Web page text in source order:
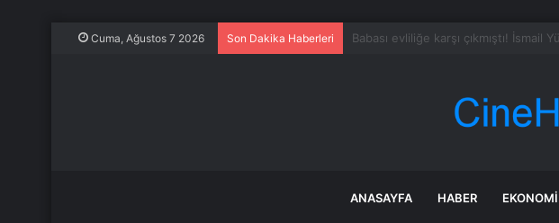
Cuma, Ağustos 7 2026 Son Dakika Haberleri Yüzlerce dev demir küre üst üste
ANASAYFA HABER EKONOMI